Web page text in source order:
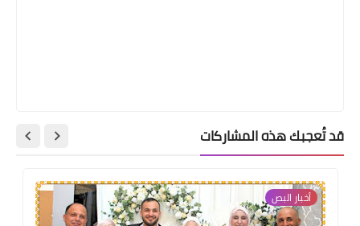
قد تُعجبك هذه المشاركات
أخبار البص‏